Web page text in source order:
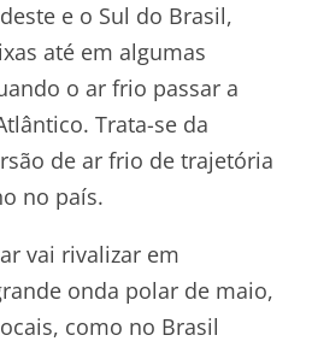
e o Sul do Brasil,
até em algumas
o ar frio passar a
Trata-se da
de ar frio de trajetória
no país.
vai rivalizar em
onda polar de maio,
como no Brasil